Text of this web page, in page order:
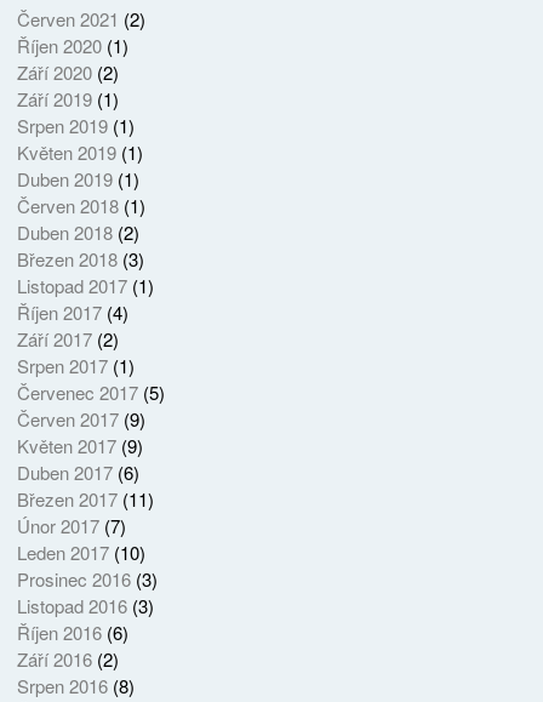
Červen 2021 (2)
Říjen 2020(1)
Září 2020(2)
Září 2019(1)
Srpen 2019(1)
Květen 2019(1)
Duben 2019(1)
Červen 2018(1)
Duben 2018(2)
Březen 2018(3)
Listopad 2017(1)
Říjen 2017(4)
Září 2017(2)
Srpen 2017(1)
Červenec 2017(5)
Červen 2017(9)
Květen 2017(9)
Duben 2017(6)
Březen 2017(11)
Únor 2017(7)
Leden 2017(10)
Prosinec 2016(3)
Listopad 2016(3)
Říjen 2016(6)
Září 2016(2)
Srpen 2016(8)